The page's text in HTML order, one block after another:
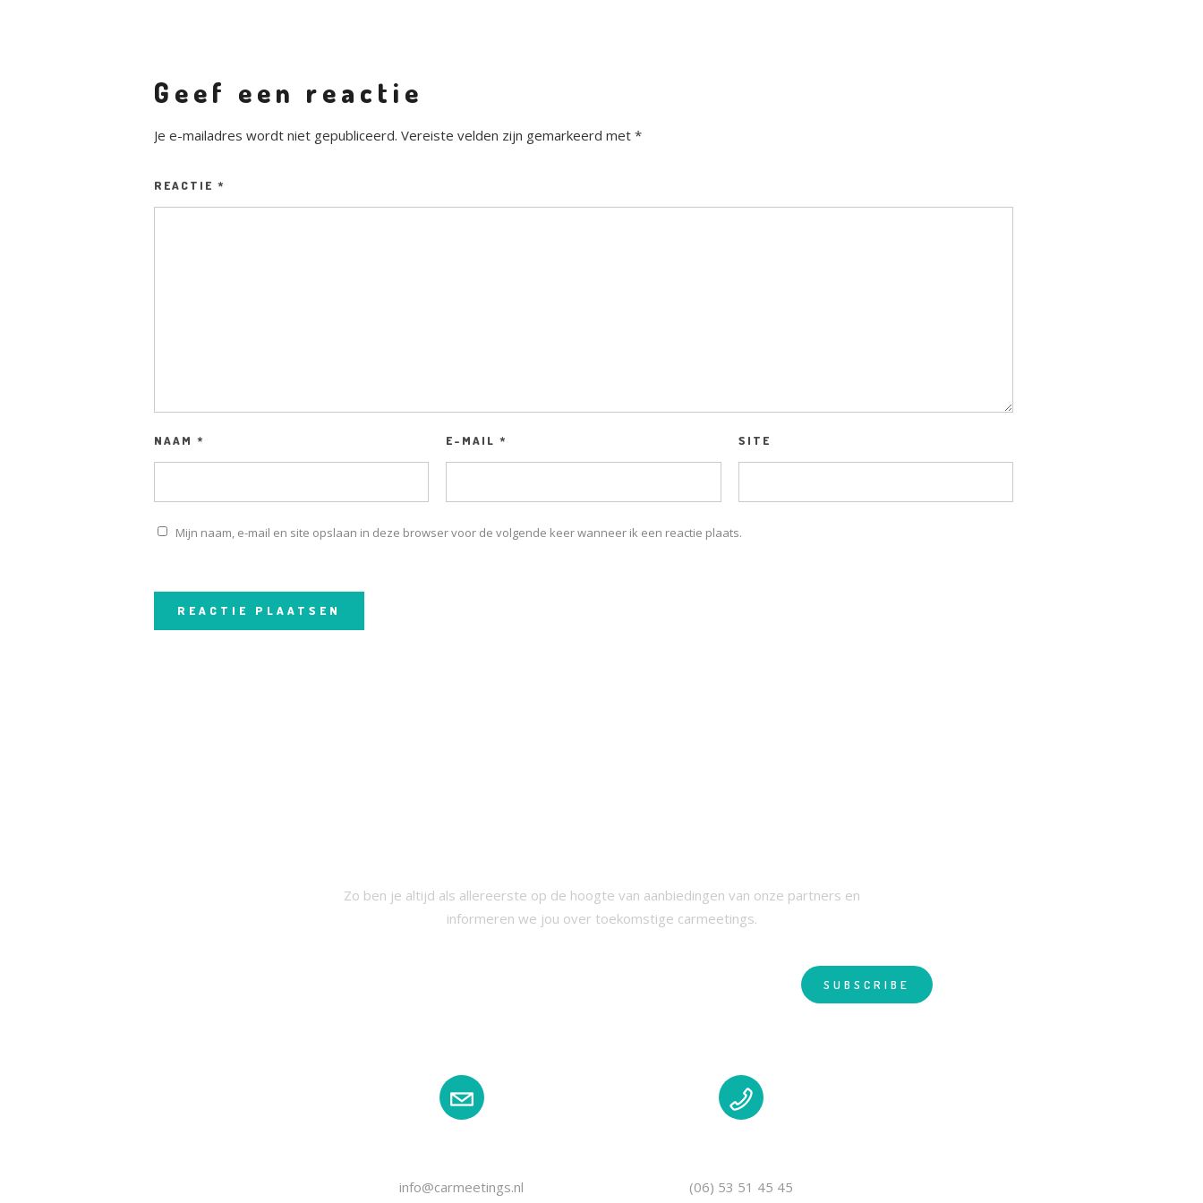
Geef een reactie
Je e-mailadres wordt niet gepubliceerd. Vereiste velden zijn gemarkeerd met *
REACTIE *
NAAM * E-MAIL* SITE
Mijn naam, e-mail en site opslaan in deze browser voor de volgende keer wanneer ik een reactie plaats.
Zo ben je altijd als allereerste op de hoogte van aanbiedingen van onze partners en
informeren we jou over toekomstige carmeetings.
info@carmeetings.nl (06) 53 51 45 45